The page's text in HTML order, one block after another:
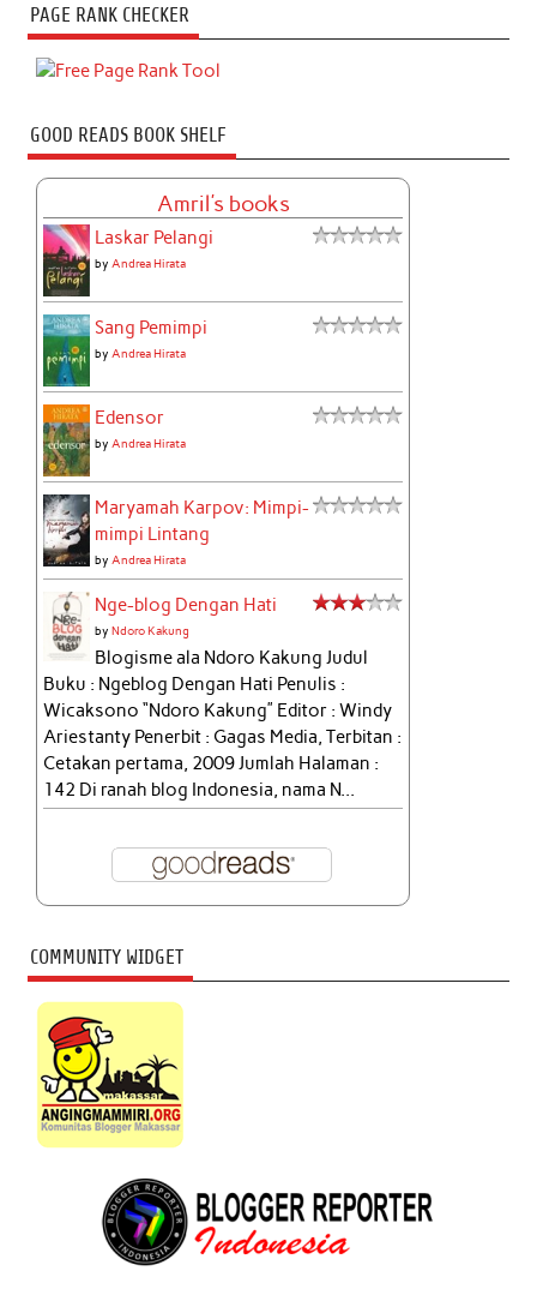
PAGE RANK CHECKER
GOOD READS BOOK SHELF
Amril's books
Laskar Pelangi
byAndrea Hirata
Sang Pemimpi
byAndrea Hirata
Edensor
byAndrea Hirata
Maryamah Karpov: Mimpi-
mimpi Lintang
byAndrea Hirata
Nge-blog Dengan Hati
byNdoro Kakung
Blogisme ala Ndoro Kakung Judul
Buku : Ngeblog Dengan Hati Penulis :
Wicaksono “Ndoro Kakung” Editor : Windy
Ariestanty Penerbit : Gagas Media, Terbitan :
Cetakan pertama, 2009 Jumlah Halaman :
142 Di ranah blog Indonesia, nama N...
COMMUNITY WIDGET